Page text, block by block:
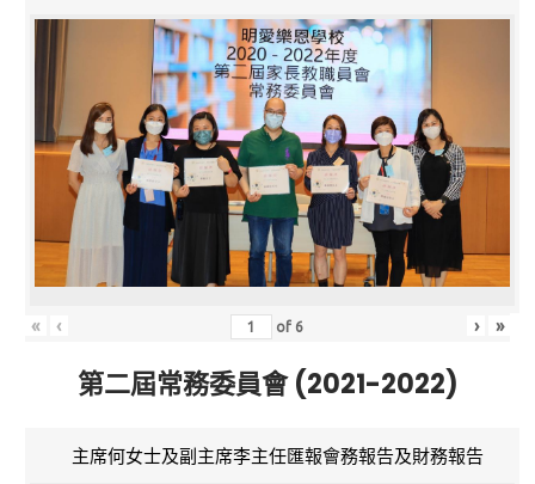
« ‹ of 6 › »
第二屆常務委員會 (2021-2022)
主席何女士及副主席李主任匯報會務報告及財務報告